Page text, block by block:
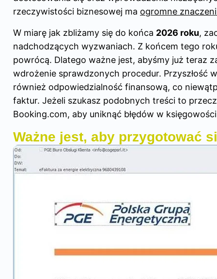
rzeczywistości biznesowej ma ogromne
W miarę jak zbliżamy się do końca 2026 roku,
nadchodzących wyzwaniach. Z końcem tego
powrócą. Dlatego ważne jest, abyśmy już teraz
wdrożenie sprawdzonych procedur. Przyszłość
również odpowiedzialność finansową, co
faktur. Jeżeli szukasz podobnych treści to
Booking.com, aby uniknąć błędów w księgowości
Ważne jest, aby przygotować